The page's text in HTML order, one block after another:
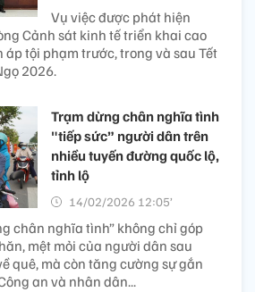
Vụ việc được phát hiện
Cảnh sát kinh tế triển khai cao
áp tội phạm trước, trong và sau Tết
2026.
Trạm dừng chân nghĩa tình
"tiếp sức” người dân trên
nhiều tuyến đường quốc lộ,
tỉnh lộ
14/02/2026 12:05’
chân nghĩa tình” không chỉ góp
mệt mỏi của người dân sau
quê, mà còn tăng cường sự gắn
an và nhân dân...